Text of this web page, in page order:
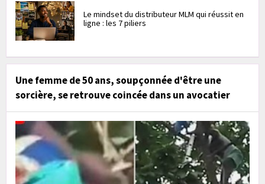
Le mindset du distributeur MLM qui réussit en
ligne : les 7 piliers
Une femme de 50 ans, soupçonnée d'être une
sorcière, se retrouve coincée dans un avocatier